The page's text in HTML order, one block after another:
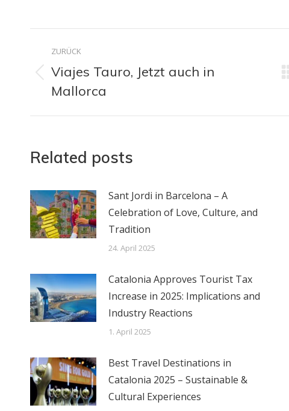
Kommentarnavigation
ZURÜCK
Vorheriger
Beitrag:
Viajes Tauro, Jetzt auch in
Mallorca
Related posts
Sant Jordi in Barcelona – A
Celebration of Love, Culture, and
Tradition
24. April 2025
Catalonia Approves Tourist Tax
Increase in 2025: Implications and
Industry Reactions
1. April 2025
Best Travel Destinations in
Catalonia 2025 – Sustainable &
Cultural Experiences